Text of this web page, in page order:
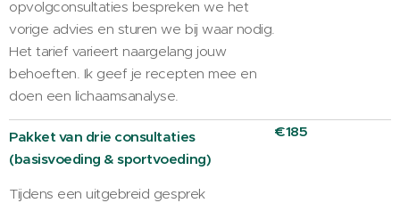
opvolgconsultaties bespreken we het
vorige advies en sturen we bij waar nodig.
Het tarief varieert naargelang jouw
behoeften. Ik geef je recepten mee en
doen een lichaamsanalyse.
Pakket van drie consultaties
(basisvoeding & sportvoeding)
Tijdens een uitgebreid gesprek
€185